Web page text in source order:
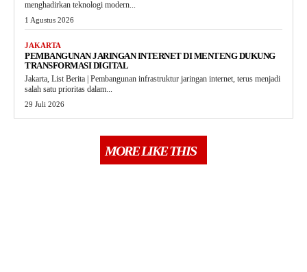
menghadirkan teknologi modern...
1 Agustus 2026
JAKARTA
PEMBANGUNAN JARINGAN INTERNET DI MENTENG DUKUNG
TRANSFORMASI DIGITAL
Jakarta, List Berita | Pembangunan infrastruktur jaringan internet, terus menjadi
salah satu prioritas dalam...
29 Juli 2026
MORE LIKE THIS